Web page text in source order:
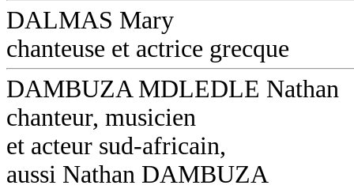
DALMAS Mary
chanteuse et actrice grecque
DAMBUZA MDLEDLE Nathan
chanteur, musicien
et acteur sud-africain,
aussi Nathan DAMBUZA